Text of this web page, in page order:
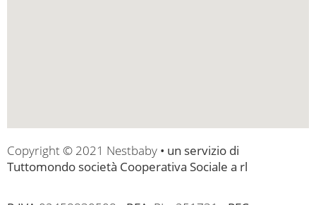
Copyright © 2021 Nestbaby • un servizio di
Tuttomondo società Cooperativa Sociale a rl